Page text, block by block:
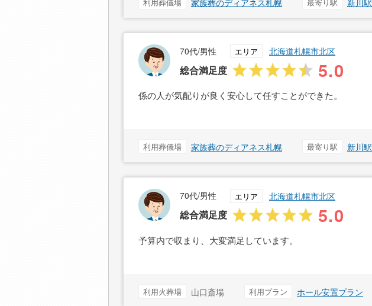
70代/男性 エリア 北海道札幌市北区
総合満足度 5.0
係の人が気配りが良く安心して任すことができた。
利用葬儀場 家族葬のディアネス札幌 最寄り駅 新川駅
70代/男性 エリア 北海道札幌市北区
総合満足度 5.0
予算内で収まり、大変満足しています。
利用火葬場 山口斎場 利用プラン ホール安置プラン